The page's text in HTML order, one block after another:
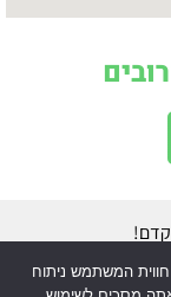
המשתמש ניתוח